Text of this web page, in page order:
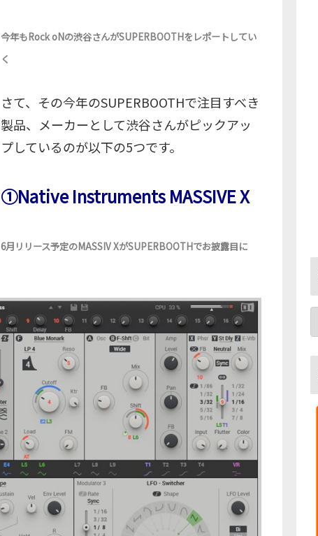
今年もRock oNの渋谷さんがSUPERBOOTHをレポートしてい
く
さて、その今年のSUPERBOOTHで注目すべき
製品、メーカーとして渋谷さんがピックアッ
プしているのが以下の5つです。
①Native Instruments MASSIVE X
6月リリース予定のMASSIV XがSUPERBOOTHでお披露目に